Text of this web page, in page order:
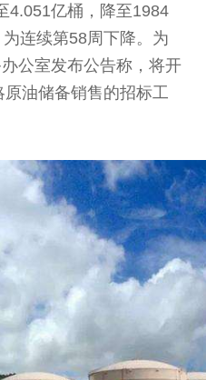
4.051亿桶，降至1984
连续第58周下降。为
公室发布公告称，将开
油储备销售的招标工